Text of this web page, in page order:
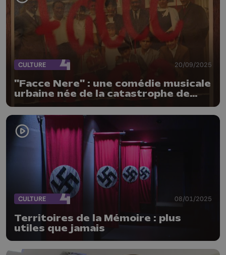
CULTURE 20/09/2025
"Facce Nere" : une comédie musicale
urbaine née de la catastrophe de
CULTURE 08/01/2025
Territoires de la Mémoire : plus
utiles que jamais